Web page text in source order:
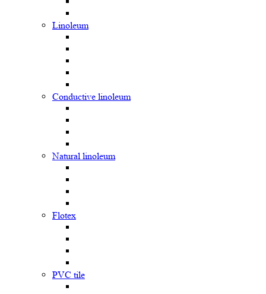
Linoleum
Сonductive linoleum
Natural linoleum
Flotex
PVC tile